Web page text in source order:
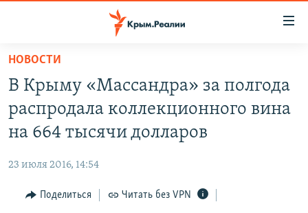
Вернуться
основному
содержанию
Вернутся
главной
Вернутся
СПЕЦПРОЕКТЫ
11 ЛЕТ ОККУПАЦИИ КРЫМА. 11 ИСТОРИЙ СОПРОТИВЛЕНИЯ
ВОДА
ЕЩЕ
ИНТЕРАКТИВ
РАДІО СВОБОДА
НОВОСТИ
В Крыму «Массандра» за полгода
распродала коллекционного вина
на 664 тысячи долларов
23 июля 2016, 14:54
Поделиться Читать без VPN